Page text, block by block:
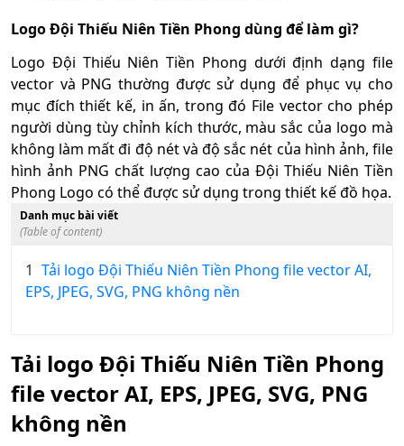
Logo Đội Thiếu Niên Tiền Phong dùng để làm gì?
Logo Đội Thiếu Niên Tiền Phong dưới định dạng file
vector và PNG thường được sử dụng để phục vụ cho
mục đích thiết kế, in ấn, trong đó File vector cho phép
người dùng tùy chỉnh kích thước, màu sắc của logo mà
không làm mất đi độ nét và độ sắc nét của hình ảnh, file
hình ảnh PNG chất lượng cao của Đội Thiếu Niên Tiền
Phong Logo có thể được sử dụng trong thiết kế đồ họa.
Danh mục bài viết
(Table of content)
1 Tải logo Đội Thiếu Niên Tiền Phong file vector AI,
EPS, JPEG, SVG, PNG không nền
Tải logo Đội Thiếu Niên Tiền Phong
file vector AI, EPS, JPEG, SVG, PNG
không nền